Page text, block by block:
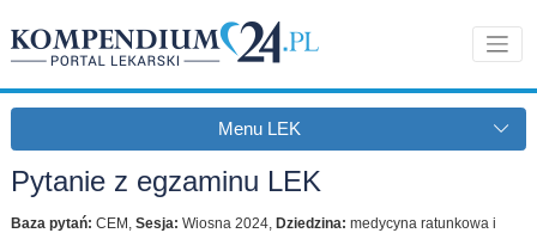
Menu LEK
Pytanie z egzaminu LEK
Baza pytań: CEM , Sesja: Wiosna 2024, Dziedzina: medycyna ratunkowa i